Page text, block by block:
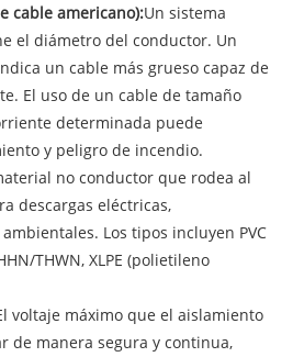
cable americano):Un sistema
el diámetro del conductor. Un
un cable más grueso capaz de
El uso de un cable de tamaño
determinada puede
y peligro de incendio.
no conductor que rodea al
descargas eléctricas,
Los tipos incluyen PVC
THWN, XLPE (polietileno
voltaje máximo que el aislamiento
de manera segura y continua,